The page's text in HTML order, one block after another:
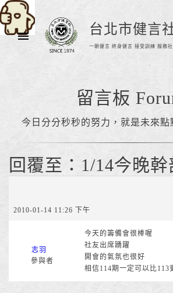
台北市健言
一朝健言 終身健言 接受訓練 服務
留言板
今日分分秒秒的努力，就是未來點
回覆至：1/14今晚
2010-01-14 11:26 下午
志羽
參與者
今天的籌備會很棒喔
社友出席踴躍
開會的氣氛也很好
相信114期一定可以比113